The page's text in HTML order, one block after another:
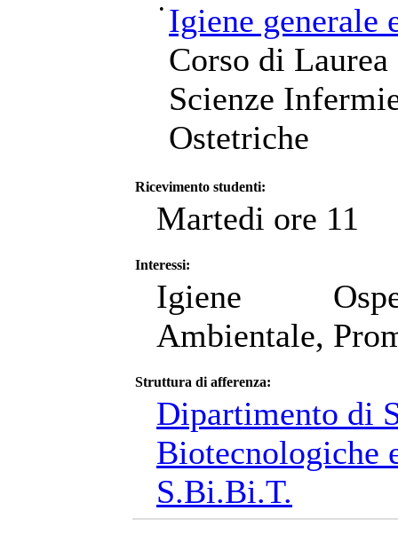
• Igiene generale
Corso di
Scienze
Ostetriche
Ricevimento studenti:
Martedi ore 11
Interessi:
Igiene
Ambientale,
Struttura di afferenza:
Dipartimento di
Biotecnologiche
S.Bi.Bi.T.